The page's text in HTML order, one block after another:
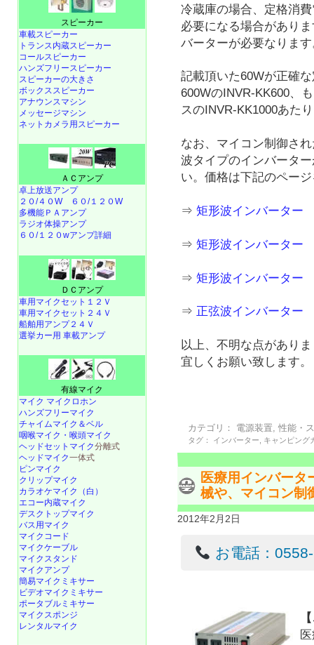
冷蔵庫の場合、定格消
必要になる場合があり
バーターが必要なりま
記載頂いた60Wが正確
600WのINVR-KK600、
スのINVR-KK1000あた
なお、マイコン制御さ
波タイプのインバータ
い。価格は下記のペー
⇒矩形波インバーター
⇒矩形波インバーター
⇒矩形波インバーター
⇒ 正弦波インバーター
以上、不明な点があり
宜しくお願い致します。
カテゴリ： 電源装置 ,性能・
タグ： インバーター キャンピング
医療用インバータ
械や、マイコン制
2012年2月2日
お電話：
スピーカー
車載スピーカー
トランス内蔵スピーカー
コールスピーカー
ハンズフリースピーカー
スピーカーの大きさ
ボックススピーカー
アナウンスマシン
メッセージマシン
ネットカメラ用スピーカー
ＡＣアンプ
卓上放送アンプ
２０/４０W
６０/１２０W
多機能ＰＡアンプ
ラジオ体操アンプ
６０/１２０wアンプ詳細
ＤＣアンプ
車用マイクセット１２Ｖ
車用マイクセット２４Ｖ
船舶用アンプ２４Ｖ
選挙カー用 車載アンプ
有線マイク
マイク マイクロホン
ハンズフリーマイク
チャイムマイク＆ベル
咽喉マイク・喉頭マイク
ヘッドセットマイク分離式
ヘッドマイク一体式
ピンマイク
クリップマイク
カラオケマイク（白）
エコー内蔵マイク
デスクトップマイク
バス用マイク
マイクコード
マイクケーブル
マイクスタンド
マイクアンプ
簡易マイクミキサー
ビデオマイクミキサー
ポータブルミキサー
マイクスポンジ
レンタルマイク